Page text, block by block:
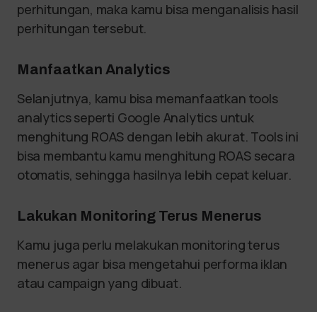
perhitungan, maka kamu bisa menganalisis hasil
perhitungan tersebut.
Manfaatkan Analytics
Selanjutnya, kamu bisa memanfaatkan tools
analytics seperti Google Analytics untuk
menghitung ROAS dengan lebih akurat. Tools ini
bisa membantu kamu menghitung ROAS secara
otomatis, sehingga hasilnya lebih cepat keluar.
Lakukan Monitoring Terus Menerus
Kamu juga perlu melakukan monitoring terus
menerus agar bisa mengetahui performa iklan
atau campaign yang dibuat.